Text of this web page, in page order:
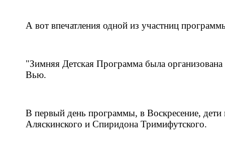
А вот впечатления одной из участниц
"Зимняя Детская Программа была
Вью.
В первый день программы, в Воскресение, дети
Аляскинского и Спиридона Тримифутского.